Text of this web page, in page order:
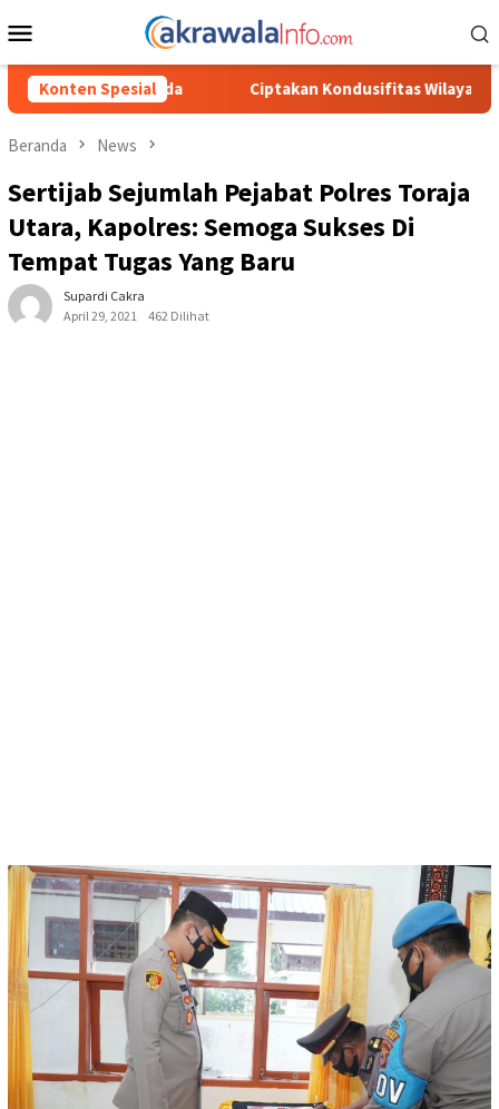
ke
Mobile
Konten Spesial
Ciptakan Kondusifitas Wilayah, Sat Samapta Polres Toraja
Beranda News
Sertijab Sejumlah Pejabat Polres Toraja
Utara, Kapolres: Semoga Sukses Di
Tempat Tugas Yang Baru
Supardi Cakra
April 29, 2021
462 Dilihat